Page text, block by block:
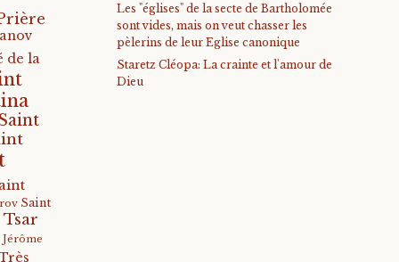
de la
Saint
Jérôme
Les "églises" de la secte de Bartholomée
sont vides, mais on veut chasser les
pèlerins de leur Eglise canonique
Staretz Cléopa: La crainte et l'amour de
Dieu